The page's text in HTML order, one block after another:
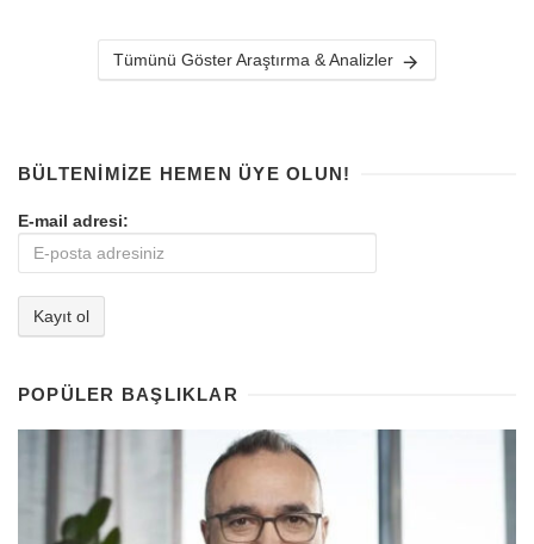
Tümünü Göster Araştırma & Analizler
BÜLTENIMIZE HEMEN ÜYE OLUN!
E-mail adresi:
POPÜLER BAŞLIKLAR